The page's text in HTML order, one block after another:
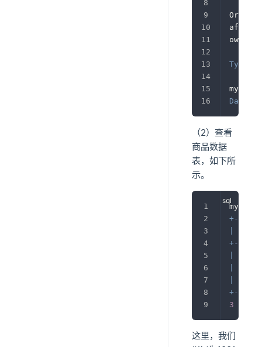
Oracle
owners
Type
mysql
（2）查看
商品数据
表，如下所
示。
mysql
+
+
+
3
这里，我们